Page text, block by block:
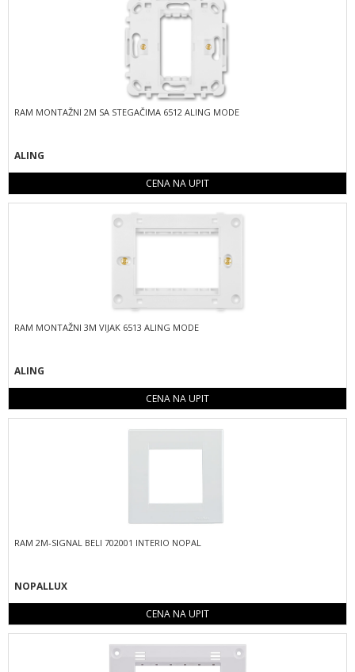
RAM MONTAŽNI 2M SA STEGAČIMA 6512 ALING MODE
ALING
CENA NA UPIT
RAM MONTAŽNI 3M VIJAK 6513 ALING MODE
ALING
CENA NA UPIT
RAM 2M-SIGNAL BELI 702001 INTERIO NOPAL
NOPALLUX
CENA NA UPIT